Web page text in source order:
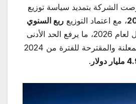
كما أوصت الشركة بتمديد سياسة توزيع
، مع اعتماد التوزيع ربع السنوي
اعتباراً من الربع الأول لعام 2026، ما يرفع الحد الأدنى
لإجمالي التوزيعات المعلنة والمقترحة للفترة من 2024
مليار دولار .